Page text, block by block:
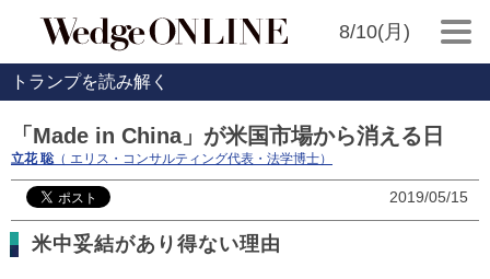
8/10(月)
トランプを読み解く
「Made in China」が米国市場から消える日
立花 聡 （ エリス・コンサルティング代表・法学博士）
2019/05/15
米中妥結があり得ない理由